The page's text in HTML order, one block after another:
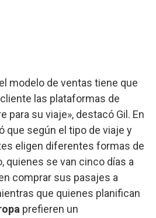
modelo de ventas tiene que
las plataformas de
para su viaje», destacó Gil. En
que según el tipo de viaje y
eligen diferentes formas de
quienes se van cinco días a
comprar sus pasajes a
que quienes planifican
prefieren un